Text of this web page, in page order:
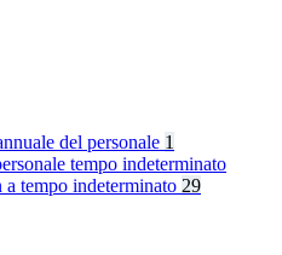
del personale 1
tempo indeterminato
a tempo indeterminato 29